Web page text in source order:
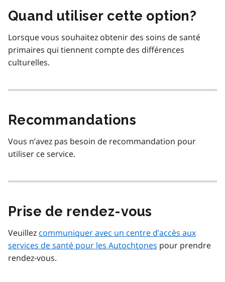
Quand utiliser cette option?
Lorsque vous souhaitez obtenir des soins de santé
primaires qui tiennent compte des différences
culturelles.
Recommandations
Vous n’avez pas besoin de recommandation pour
utiliser ce service.
Prise de rendez-vous
Veuillez communiquer avec un centre d’accès aux
services de santé pour les Autochtones pour prendre
rendez-vous.